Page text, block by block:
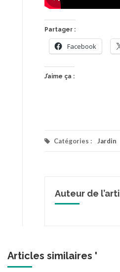
Partager :
Facebook
J’aime ça :
Catégories : Jardin
Auteur de
Articles similaires '